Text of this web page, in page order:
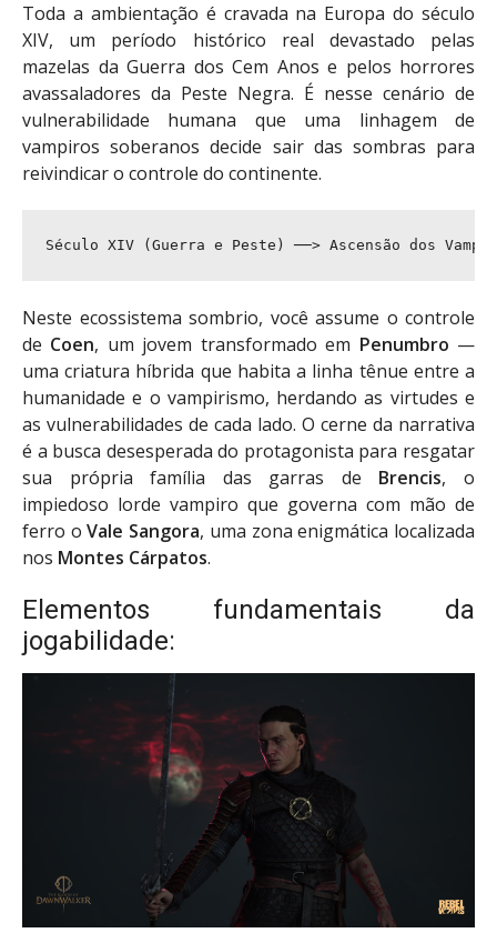
Toda a ambientação é cravada na Europa do século
XIV, um período histórico real devastado pelas
mazelas da Guerra dos Cem Anos e pelos horrores
avassaladores da Peste Negra. É nesse cenário de
vulnerabilidade humana que uma linhagem de
vampiros soberanos decide sair das sombras para
reivindicar o controle do continente.
Neste ecossistema sombrio, você assume o controle
de Coen, um jovem transformado em Penumbro —
uma criatura híbrida que habita a linha tênue entre a
humanidade e o vampirismo, herdando as virtudes e
as vulnerabilidades de cada lado. O cerne da narrativa
é a busca desesperada do protagonista para resgatar
sua própria família das garras de Brencis, o
impiedoso lorde vampiro que governa com mão de
ferro oVale Sangora, uma zona enigmática localizada
nos Montes Cárpatos.
Elementos fundamentais da
jogabilidade: